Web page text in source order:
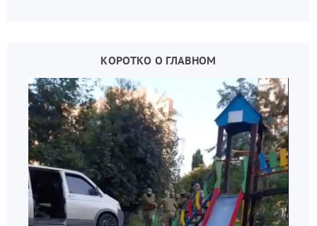
КОРОТКО О ГЛАВНОМ